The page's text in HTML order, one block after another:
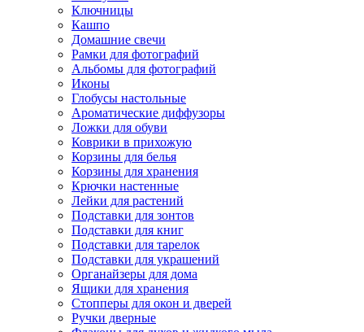
Ключницы
Кашпо
Домашние свечи
Рамки для фотографий
Альбомы для фотографий
Иконы
Глобусы настольные
Ароматические диффузоры
Ложки для обуви
Коврики в прихожую
Корзины для белья
Корзины для хранения
Крючки настенные
Лейки для растений
Подставки для зонтов
Подставки для книг
Подставки для тарелок
Подставки для украшений
Органайзеры для дома
Ящики для хранения
Стопперы для окон и дверей
Ручки дверные